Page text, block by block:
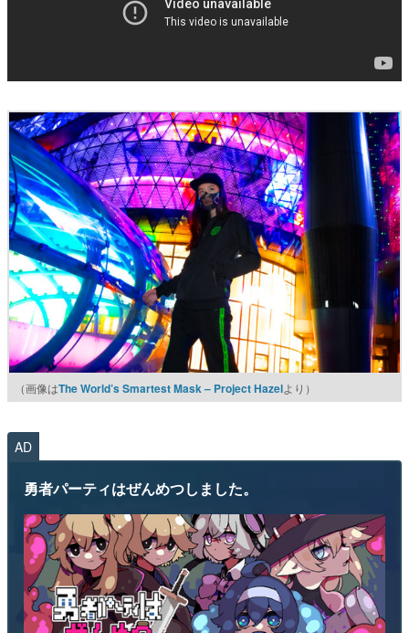
（画像はThe World’s Smartest Mask – Project Hazelより）
AD
勇者パーティはぜんめつしました。